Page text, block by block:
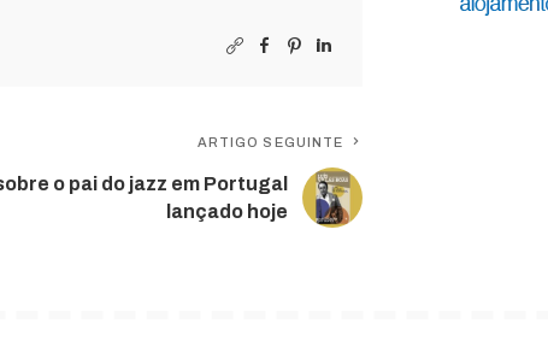
ARTIGO SEGUINTE
o pai do jazz em Portugal
lançado hoje